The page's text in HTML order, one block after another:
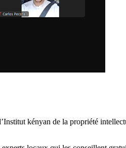
kényan de la propriété